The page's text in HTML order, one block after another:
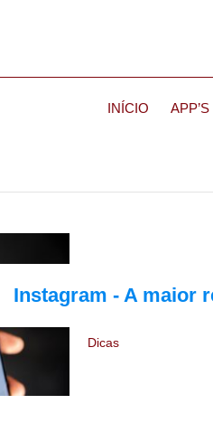
INÍCIO APP’S
Instagram - A maior
Dicas